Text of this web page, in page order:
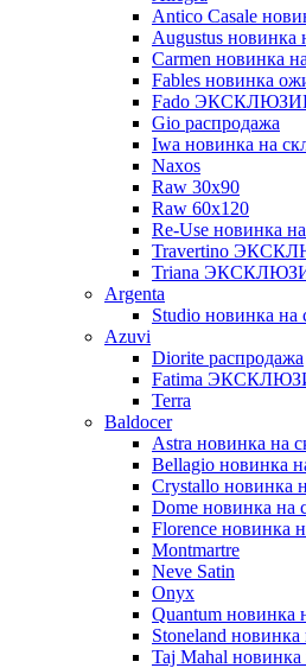
Antico Casale
Augustus новинка
Carmen новинка
Fables новинка
Fado
Gio распродажа
Iwa новинка на
Naxos
Raw 30x90
Raw 60х120
Re-Use новинка
Travertino
Triana
Argenta
Studio новинка на
Azuvi
Diorite распродажа
Fatima
Terra
Baldoсer
Astra новинка на
Bellagio новинка
Crystallo новинка
Dome новинка на
Florence новинка
Montmartre
Neve Satin
Onyx
Quantum новинка
Stoneland новинка
Taj Mahal новинка